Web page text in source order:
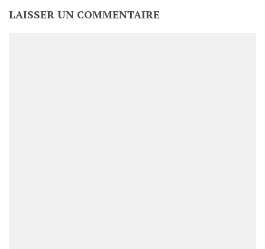
LAISSER UN COMMENTAIRE